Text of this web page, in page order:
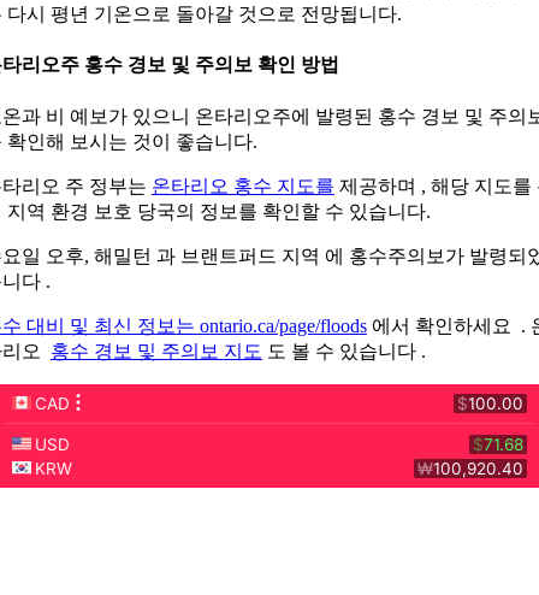
다시 평년 기온으로 돌아갈 것으로 전망됩니다.
리오주 홍수 경보 및 주의보 확인 방법
과 비 예보가 있으니 온타리오주에 발령된 홍수 경보 및 주의
확인해 보시는 것이 좋습니다.
리오 주 정부는 온타리오 홍수 지도를 제공하며 , 해당 지도를
지역 환경 보호 당국의 정보를 확인할 수 있습니다.
일 오후, 해밀턴 과 브랜트퍼드 지역 에 홍수주의보가 발령되
다 .
대비 및 최신 정보는 ontario.ca/page/floods에서 확인하세요 .
오 홍수 경보 및 주의보 지도 도 볼 수 있습니다 .